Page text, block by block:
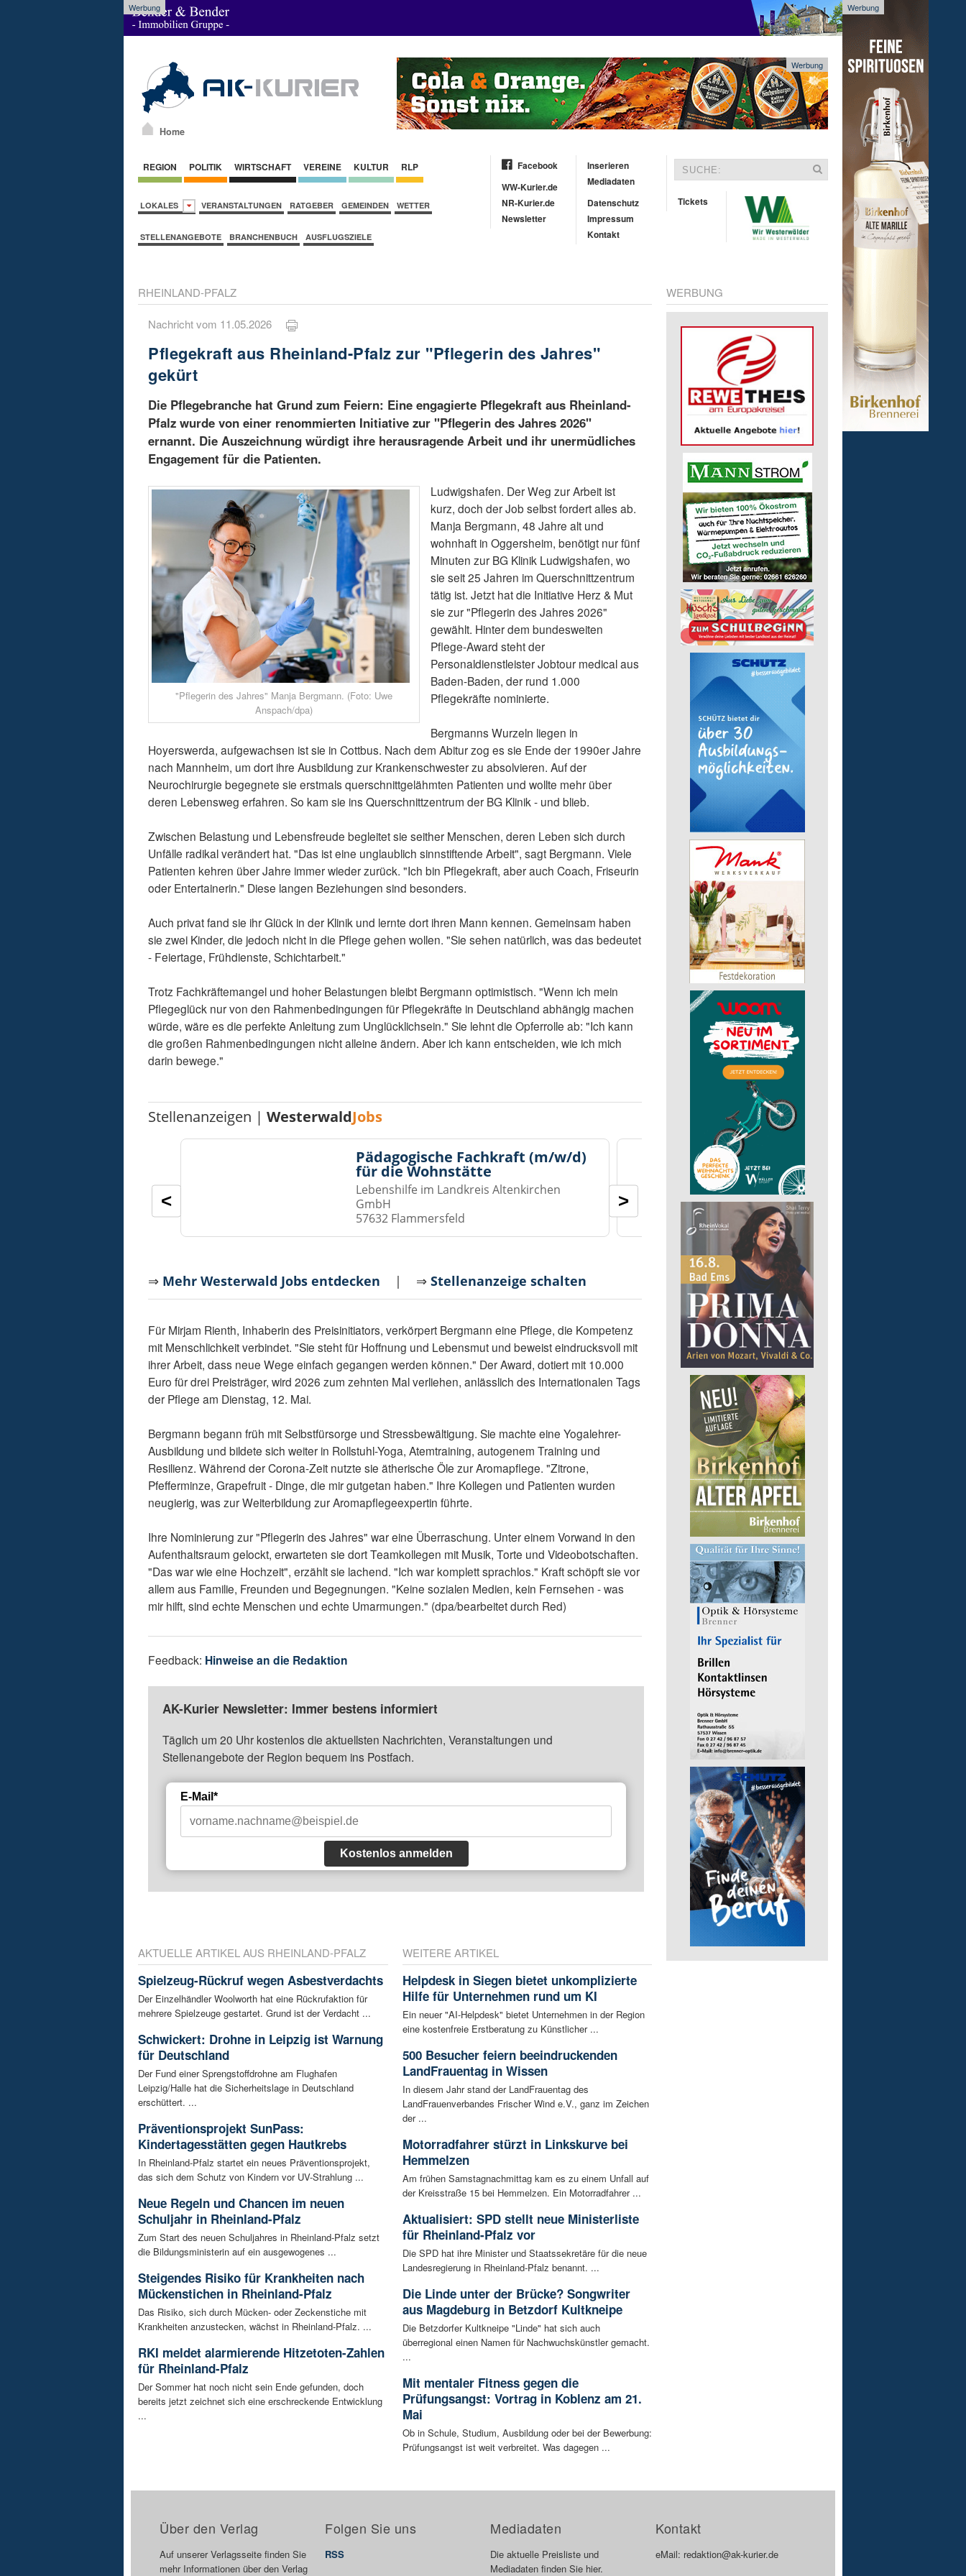
Werbung Werbung
Home
Werbung
REGION POLITIK WIRTSCHAFT VEREINE KULTUR RLP
LOKALES VERANSTALTUNGEN RATGEBER GEMEINDEN WETTER
STELLENANGEBOTE BRANCHENBUCH AUSFLUGSZIELE
Facebook
WW-Kurier.de
NR-Kurier.de
Newsletter
Inserieren
Mediadaten
Datenschutz
Impressum
Kontakt
Tickets
RHEINLAND-PFALZ
Nachricht vom 11.05.2026
Pflegekraft aus Rheinland-Pfalz zur "Pflegerin des Jahres"
gekürt
Die Pflegebranche hat Grund zum Feiern: Eine engagierte Pflegekraft aus Rheinland-
Pfalz wurde von einer renommierten Initiative zur "Pflegerin des Jahres 2026"
ernannt. Die Auszeichnung würdigt ihre herausragende Arbeit und ihr unermüdliches
Engagement für die Patienten.
"Pflegerin des Jahres" Manja Bergmann. (Foto: Uwe
Anspach/dpa)
Ludwigshafen. Der Weg zur Arbeit ist
kurz, doch der Job selbst fordert alles ab.
Manja Bergmann, 48 Jahre alt und
wohnhaft in Oggersheim, benötigt nur fünf
Minuten zur BG Klinik Ludwigshafen, wo
sie seit 25 Jahren im Querschnittzentrum
tätig ist. Jetzt hat die Initiative Herz & Mut
sie zur "Pflegerin des Jahres 2026"
gewählt. Hinter dem bundesweiten
Pflege-Award steht der
Personaldienstleister Jobtour medical aus
Baden-Baden, der rund 1.000
Pflegekräfte nominierte.
Bergmanns Wurzeln liegen in
Hoyerswerda, aufgewachsen ist sie in Cottbus. Nach dem Abitur zog es sie Ende der 1990er Jahre
nach Mannheim, um dort ihre Ausbildung zur Krankenschwester zu absolvieren. Auf der
Neurochirurgie begegnete sie erstmals querschnittgelähmten Patienten und wollte mehr über
deren Lebensweg erfahren. So kam sie ins Querschnittzentrum der BG Klinik - und blieb.
Zwischen Belastung und Lebensfreude begleitet sie seither Menschen, deren Leben sich durch
Unfälle radikal verändert hat. "Das ist eine unglaublich sinnstiftende Arbeit", sagt Bergmann. Viele
Patienten kehren über Jahre immer wieder zurück. "Ich bin Pflegekraft, aber auch Coach, Friseurin
oder Entertainerin." Diese langen Beziehungen sind besonders.
Auch privat fand sie ihr Glück in der Klinik und lernte dort ihren Mann kennen. Gemeinsam haben
sie zwei Kinder, die jedoch nicht in die Pflege gehen wollen. "Sie sehen natürlich, was das bedeutet
- Feiertage, Frühdienste, Schichtarbeit."
Trotz Fachkräftemangel und hoher Belastungen bleibt Bergmann optimistisch. "Wenn ich mein
Pflegeglück nur von den Rahmenbedingungen für Pflegekräfte in Deutschland abhängig machen
würde, wäre es die perfekte Anleitung zum Unglücklichsein." Sie lehnt die Opferrolle ab: "Ich kann
die großen Rahmenbedingungen nicht alleine ändern. Aber ich kann entscheiden, wie ich mich
darin bewege."
Stellenanzeigen |WesterwaldJobs
Pädagogische Fachkraft (m/w/d)
für die Wohnstätte
Lebenshilfe im Landkreis Altenkirchen
GmbH
57632 Flammersfeld
in Teilzeit
Lebenshilfe im Landkreis
GmbH
57518 Alsdorf
< >
⇒ Mehr Westerwald Jobs entdecken | ⇒Stellenanzeige schalten
Für Mirjam Rienth, Inhaberin des Preisinitiators, verkörpert Bergmann eine Pflege, die Kompetenz
mit Menschlichkeit verbindet. "Sie steht für Hoffnung und Lebensmut und beweist eindrucksvoll mit
ihrer Arbeit, dass neue Wege einfach gegangen werden können." Der Award, dotiert mit 10.000
Euro für drei Preisträger, wird 2026 zum zehnten Mal verliehen, anlässlich des Internationalen Tags
der Pflege am Dienstag, 12. Mai.
Bergmann begann früh mit Selbstfürsorge und Stressbewältigung. Sie machte eine Yogalehrer-
Ausbildung und bildete sich weiter in Rollstuhl-Yoga, Atemtraining, autogenem Training und
Resilienz. Während der Corona-Zeit nutzte sie ätherische Öle zur Aromapflege. "Zitrone,
Pfefferminze, Grapefruit - Dinge, die mir gutgetan haben." Ihre Kollegen und Patienten wurden
neugierig, was zur Weiterbildung zur Aromapflegeexpertin führte.
Ihre Nominierung zur "Pflegerin des Jahres" war eine Überraschung. Unter einem Vorwand in den
Aufenthaltsraum gelockt, erwarteten sie dort Teamkollegen mit Musik, Torte und Videobotschaften.
"Das war wie eine Hochzeit", erzählt sie lachend. "Ich war komplett sprachlos." Kraft schöpft sie vor
allem aus Familie, Freunden und Begegnungen. "Keine sozialen Medien, kein Fernsehen - was
mir hilft, sind echte Menschen und echte Umarmungen." (dpa/bearbeitet durch Red)
Feedback: Hinweise an die Redaktion
AK-Kurier Newsletter: Immer bestens informiert
Täglich um 20 Uhr kostenlos die aktuellsten Nachrichten, Veranstaltungen und
Stellenangebote der Region bequem ins Postfach.
E-Mail*
Kostenlos anmelden
AKTUELLE ARTIKEL AUS RHEINLAND-PFALZ
Spielzeug-Rückruf wegen Asbestverdachts
Der Einzelhändler Woolworth hat eine Rückrufaktion für
mehrere Spielzeuge gestartet. Grund ist der Verdacht ...
Schwickert: Drohne in Leipzig ist Warnung
für Deutschland
Der Fund einer Sprengstoffdrohne am Flughafen
Leipzig/Halle hat die Sicherheitslage in Deutschland
erschüttert. ...
Präventionsprojekt SunPass:
Kindertagesstätten gegen Hautkrebs
In Rheinland-Pfalz startet ein neues Präventionsprojekt,
das sich dem Schutz von Kindern vor UV-Strahlung ...
Neue Regeln und Chancen im neuen
Schuljahr in Rheinland-Pfalz
Zum Start des neuen Schuljahres in Rheinland-Pfalz setzt
die Bildungsministerin auf ein ausgewogenes ...
Steigendes Risiko für Krankheiten nach
Mückenstichen in Rheinland-Pfalz
Das Risiko, sich durch Mücken- oder Zeckenstiche mit
Krankheiten anzustecken, wächst in Rheinland-Pfalz. ...
RKI meldet alarmierende Hitzetoten-Zahlen
für Rheinland-Pfalz
Der Sommer hat noch nicht sein Ende gefunden, doch
bereits jetzt zeichnet sich eine erschreckende Entwicklung
...
WEITERE ARTIKEL
Helpdesk in Siegen bietet unkomplizierte
Hilfe für Unternehmen rund um KI
Ein neuer "AI-Helpdesk" bietet Unternehmen in der Region
eine kostenfreie Erstberatung zu Künstlicher ...
500 Besucher feiern beeindruckenden
LandFrauentag in Wissen
In diesem Jahr stand der LandFrauentag des
LandFrauenverbandes Frischer Wind e.V., ganz im Zeichen
der ...
Motorradfahrer stürzt in Linkskurve bei
Hemmelzen
Am frühen Samstagnachmittag kam es zu einem Unfall auf
der Kreisstraße 15 bei Hemmelzen. Ein Motorradfahrer ...
Aktualisiert: SPD stellt neue Ministerliste
für Rheinland-Pfalz vor
Die SPD hat ihre Minister und Staatssekretäre für die neue
Landesregierung in Rheinland-Pfalz benannt. ...
Die Linde unter der Brücke? Songwriter
aus Magdeburg in Betzdorf Kultkneipe
Die Betzdorfer Kultkneipe "Linde" hat sich auch
überregional einen Namen für Nachwuchskünstler gemacht.
...
Mit mentaler Fitness gegen die
Prüfungsangst: Vortrag in Koblenz am 21.
Mai
Ob in Schule, Studium, Ausbildung oder bei der Bewerbung:
Prüfungsangst ist weit verbreitet. Was dagegen ...
WERBUNG
Über den Verlag
Auf unserer Verlagsseite finden Sie
mehr Informationen über den Verlag
Folgen Sie uns
RSS
Mediadaten
Die aktuelle Preisliste und
Mediadaten finden Sie hier.
Kontakt
eMail: redaktion@ak-kurier.de